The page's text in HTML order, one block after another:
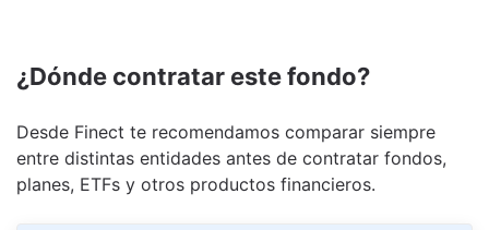
¿Dónde contratar este fondo?
Desde Finect te recomendamos comparar siempre
entre distintas entidades antes de contratar fondos,
planes, ETFs y otros productos financieros.